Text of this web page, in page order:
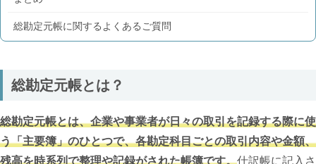
総勘定元帳に関するよくあるご質問
総勘定元帳とは？
総勘定元帳とは、企業や事業者が日々の取引を記録する際に使
う「主要簿」のひとつで、各勘定科目ごとの取引内容や金額、
残高を時系列で整理や記録がされた帳簿です。仕訳帳に記入さ